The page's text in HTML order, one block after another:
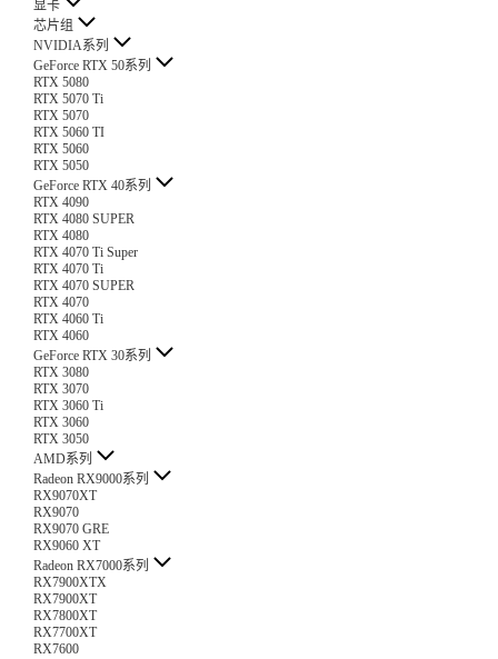
显卡
芯片组
NVIDIA系列
GeForce RTX 50系列
RTX 5080
RTX 5070 Ti
RTX 5070
RTX 5060 TI
RTX 5060
RTX 5050
GeForce RTX 40系列
RTX 4090
RTX 4080 SUPER
RTX 4080
RTX 4070 Ti Super
RTX 4070 Ti
RTX 4070 SUPER
RTX 4070
RTX 4060 Ti
RTX 4060
GeForce RTX 30系列
RTX 3080
RTX 3070
RTX 3060 Ti
RTX 3060
RTX 3050
AMD系列
Radeon RX9000系列
RX9070XT
RX9070
RX9070 GRE
RX9060 XT
Radeon RX7000系列
RX7900XTX
RX7900XT
RX7800XT
RX7700XT
RX7600